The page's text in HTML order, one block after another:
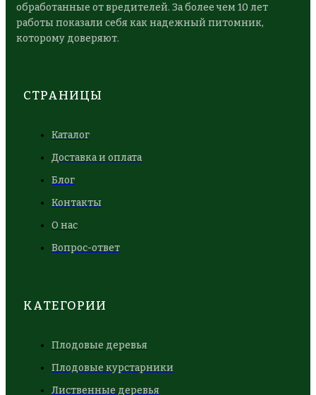
обработанные от вредителей. За более чем 10 лет
работы показали себя как надежный питомник,
которому доверяют.
СТРАНИЦЫ
Каталог
Доставка и оплата
Блог
Контакты
О нас
Вопрос-ответ
КАТЕГОРИИ
Плодовые деревья
Плодовые курстарники
Лиственные деревья